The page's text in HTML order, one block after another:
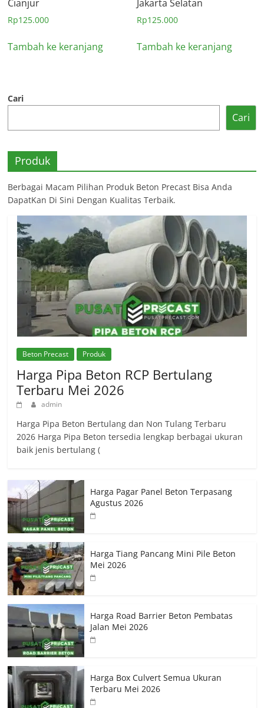
Cianjur
Rp125.000
Tambah ke keranjang
Jakarta Selatan
Rp125.000
Tambah ke keranjang
Cari
Cari
Produk
Berbagai Macam Pilihan Produk Beton Precast Bisa Anda
DapatKan Di Sini Dengan Kualitas Terbaik.
Beton Precast Produk
Harga Pipa Beton RCP Bertulang
Terbaru Mei 2026
admin
Harga Pipa Beton Bertulang dan Non Tulang Terbaru
2026 Harga Pipa Beton tersedia lengkap berbagai ukuran
baik jenis bertulang (
Harga Pagar Panel Beton Terpasang
Agustus 2026
Harga Tiang Pancang Mini Pile Beton
Mei 2026
Harga Road Barrier Beton Pembatas
Jalan Mei 2026
Harga Box Culvert Semua Ukuran
Terbaru Mei 2026